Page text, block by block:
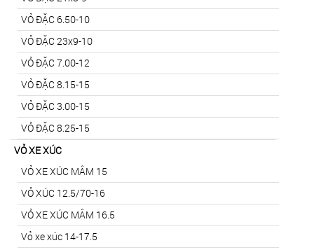
VỎ ĐẶC 6.50-10
VỎ ĐẶC 23x9-10
VỎ ĐẶC 7.00-12
VỎ ĐẶC 8.15-15
VỎ ĐẶC 3.00-15
VỎ ĐẶC 8.25-15
VỎ XE XÚC
VỎ XE XÚC MÂM 15
VỎ XÚC 12.5/70-16
VỎ XE XÚC MÂM 16.5
Vỏ xe xúc 14-17.5